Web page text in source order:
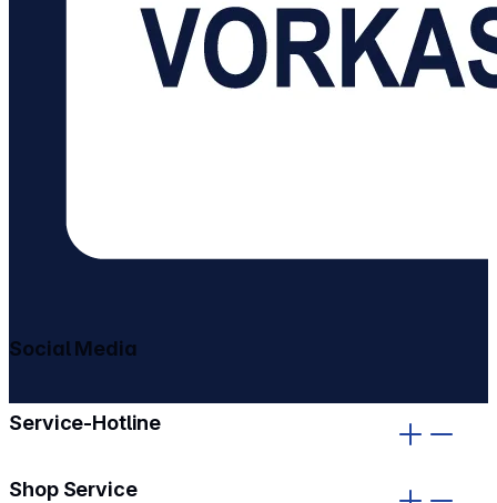
Service-Hotline
Shop Service
Social Media